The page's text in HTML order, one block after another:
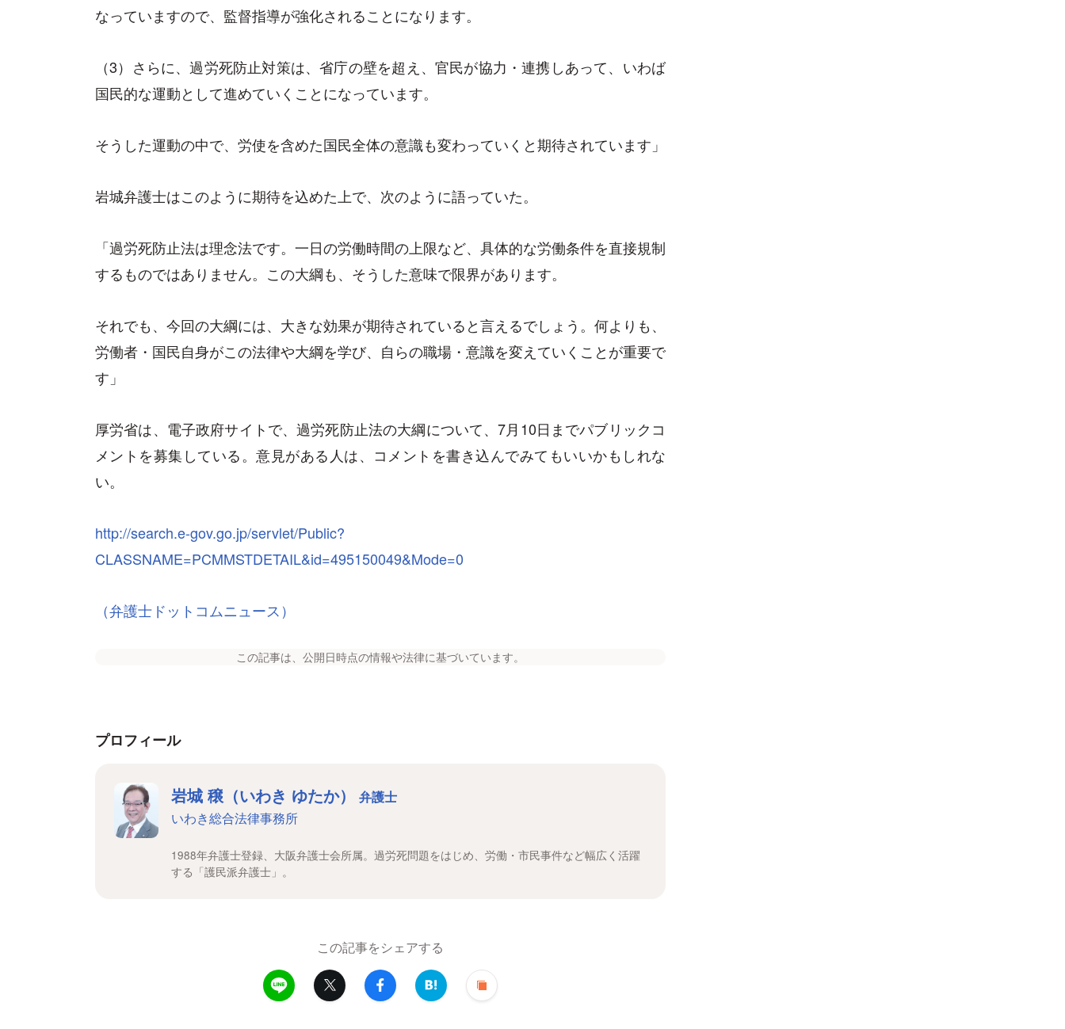
なっていますので、監督指導が強化されることになります。
（3）さらに、過労死防止対策は、省庁の壁を超え、官民が協力・連携しあって、いわば
国民的な運動として進めていくことになっています。
そうした運動の中で、労使を含めた国民全体の意識も変わっていくと期待されています」
岩城弁護士はこのように期待を込めた上で、次のように語っていた。
「過労死防止法は理念法です。一日の労働時間の上限など、具体的な労働条件を直接規制
するものではありません。この大綱も、そうした意味で限界があります。
それでも、今回の大綱には、大きな効果が期待されていると言えるでしょう。何よりも、
労働者・国民自身がこの法律や大綱を学び、自らの職場・意識を変えていくことが重要で
す」
厚労省は、電子政府サイトで、過労死防止法の大綱について、7月10日までパブリックコ
メントを募集している。意見がある人は、コメントを書き込んでみてもいいかもしれな
い。
http://search.e-gov.go.jp/servlet/Public?
CLASSNAME=PCMMSTDETAIL&id=495150049&Mode=0
（弁護士ドットコムニュース）
この記事は、公開日時点の情報や法律に基づいています。
プロフィール
岩城 穣（いわき ゆたか） 弁護士
いわき総合法律事務所
1988年弁護士登録、大阪弁護士会所属。過労死問題をはじめ、労働・市民事件など幅広く活躍
する「護民派弁護士」。
この記事をシェアする